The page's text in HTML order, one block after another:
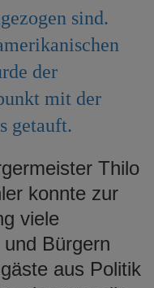
sind.
der
mit der
getauft.
Thilo
konnte zur
viele
Bürgern
aus Politik